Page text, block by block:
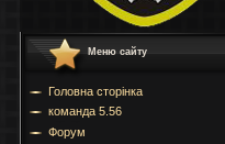
Меню сайту
Головна сторінка
команда 5.56
Форум